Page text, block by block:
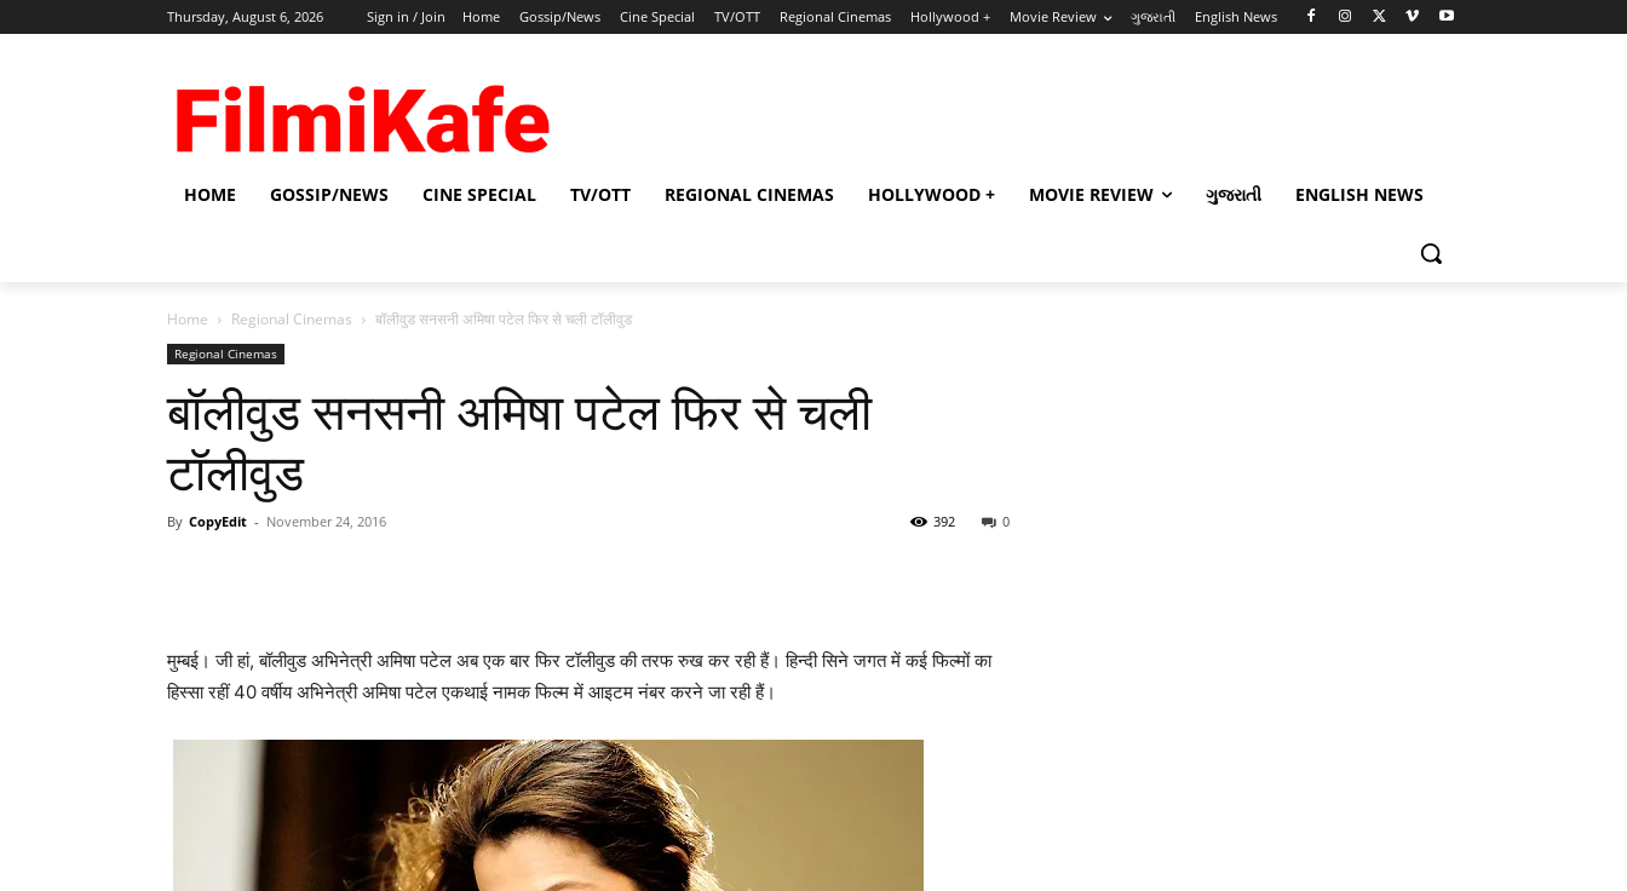
Thursday, August 6, 2026 Sign in / Join Home Gossip/News Cine Special TV/OTT Regional Cinemas Hollywood + Movie Review ગુજરાતી English News
HOME GOSSIP/NEWS CINE SPECIAL TV/OTT REGIONAL CINEMAS HOLLYWOOD + MOVIE REVIEW ગુજરાતી ENGLISH NEWS
Home Regional Cinemas बॉलीवुड सनसनी अमिषा पटेल फिर से चली टॉलीवुड
Regional Cinemas
बॉलीवुड सनसनी अमिषा पटेल फिर से चली
टॉलीवुड
By CopyEdit - November 24, 2016 0
392
मुम्‍बई। जी हां, बॉलीवुड अभिनेत्री अमिषा पटेल अब एक बार फिर टॉलीवुड की तरफ रुख कर रही हैं। हिन्‍दी सिने जगत में कई फिल्‍मों का
हिस्‍सा रहीं 40 वर्षीय अभिनेत्री अमिषा पटेल एकथाई नामक फिल्‍म में आइटम नंबर करने जा रही हैं।